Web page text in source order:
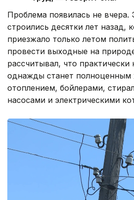
Проблема появилась не вчера.
строились десятки лет назад,
приезжало только летом
провести выходные на
рассчитывал, что
однажды станет
отоплением, бойлерами,
насосами и электрическими